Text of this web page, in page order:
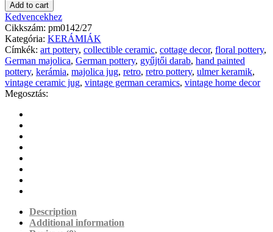
Add to cart
Kedvencekhez
Cikkszám: pm0142/27
Kategória: KERÁMIÁK
Címkék: art pottery, collectible ceramic, cottage decor, floral pottery,
German majolica, German pottery, gyűjtői darab, hand painted
pottery, kerámia, majolica jug, retro, retro pottery, ulmer keramik,
vintage ceramic jug, vintage german ceramics, vintage home decor
Megosztás:
Description
Additional information